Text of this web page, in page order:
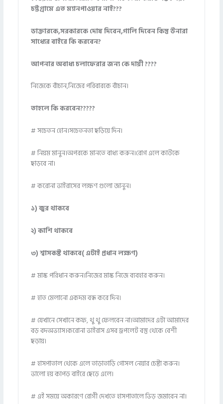
চট্টগ্রামে এত ম্যানপাওয়ার নাই???
ডাক্তারকে,সরকারকে দোষ দিবেন,গালি দিবেন কিন্তু উনারা
সাধ্যের বাইরে কি করবেন?
আপনার অবাধ্য চলাফেরার জন্য কে দায়ী ????
নিজেকে বাঁচান,নিজের পরিবারকে বাঁচান।
তাহলে কি করবেন?????
# সচেতন হোন।সচেতনতা ছড়িয়ে দিন।
# নিয়ম মানুন।অপরকে মানতে বাধ্য করুন।রোগ এলে কাউকে
ছাড়বে না।
# করোনা ভাইরাসের লক্ষণ গুলো জানুন।
১) জ্বর থাকবে
২) কাশি থাকবে
৩) শ্বাসকষ্ট থাকবে( এটাই প্রধান লক্ষণ)
# মাস্ক পরিধান করুন।নিজের মাস্ক নিজে ব্যবহার করুন।
# হাত মেলানো একদম বন্ধ করে দিন।
# যেখানে সেখানে কফ, থু থু ফেলবেন না।আমাদের এটা আমাদের
বড় বদঅভ্যাস।করোনা ভাইরাস এসব ড্রপলেট বস্তু থেকে বেশী
ছড়ায়।
# হাসপাতাল থেকে এলে তাড়াতাড়ি গোসল নেয়ার চেষ্টা করুন।
ভালো হয় কাপড় বাইরে ছেড়ে এলে।
# এই সময়ে অকারণে রোগী দেখতে হাসপাতালে ভিড় জমাবেন না।